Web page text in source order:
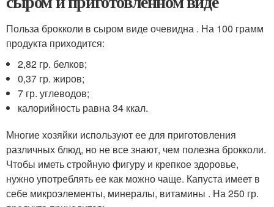
Польза брокколи в сыром виде очевидна . На 100 грамм
продукта приходится:
2,82 гр. белков;
0,37 гр. жиров;
7 гр. углеводов;
калорийность равна 34 ккал.
Многие хозяйки используют ее для приготовления
различных блюд, но не все знают, чем полезна брокколи.
Чтобы иметь стройную фигуру и крепкое здоровье,
нужно употреблять ее как можно чаще. Капуста имеет в
себе микроэлементы, минералы, витамины . На 250 гр.